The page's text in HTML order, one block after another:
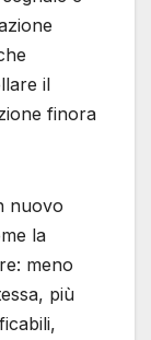
il
finora
nuovo
la
meno
più